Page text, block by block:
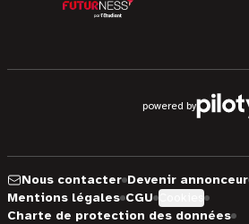
powered by
Nous contacter Devenir annonceur
Mentions légales CGU
Charte de protection des données